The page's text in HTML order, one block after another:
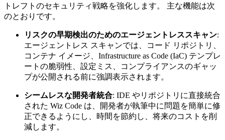
トレフトのセキュリティ戦略を強化します。 主な機能は次
のとおりです。
リスクの早期検出のためのエージェントレススキャン:
エージェントレス スキャンでは、コード リポジトリ、
コンテナ イメージ、Infrastructure as Code (IaC) テンプレ
ートの脆弱性、設定ミス、コンプライアンスのギャッ
プが公開される前に強調表示されます。
シームレスな開発者統合: IDE やリポジトリに直接統合
された Wiz Code は、開発者が執筆中に問題を簡単に修
正できるようにし、時間を節約し、将来のコストを削
減します。